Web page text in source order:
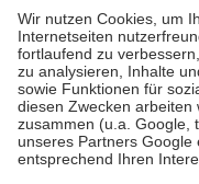
höchstens zehn Euro.
Es
Kosten der Leistung zu
Diese Regeln gelten
Bei Heilmitteln und
Zuzahlung zehn Prozent
Verordnung.
Um das Engagement der
stärken und die